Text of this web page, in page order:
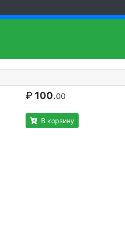
₽ 100.00
В корзину